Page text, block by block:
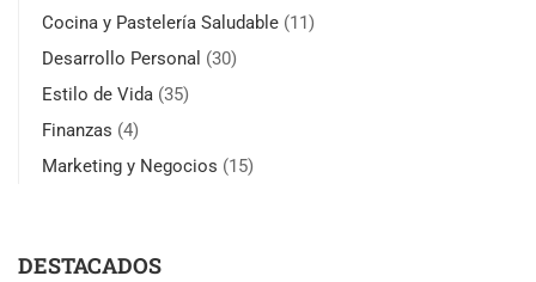
Cocina y Pastelería Saludable (11)
Desarrollo Personal (30)
Estilo de Vida (35)
Finanzas (4)
Marketing y Negocios (15)
DESTACADOS